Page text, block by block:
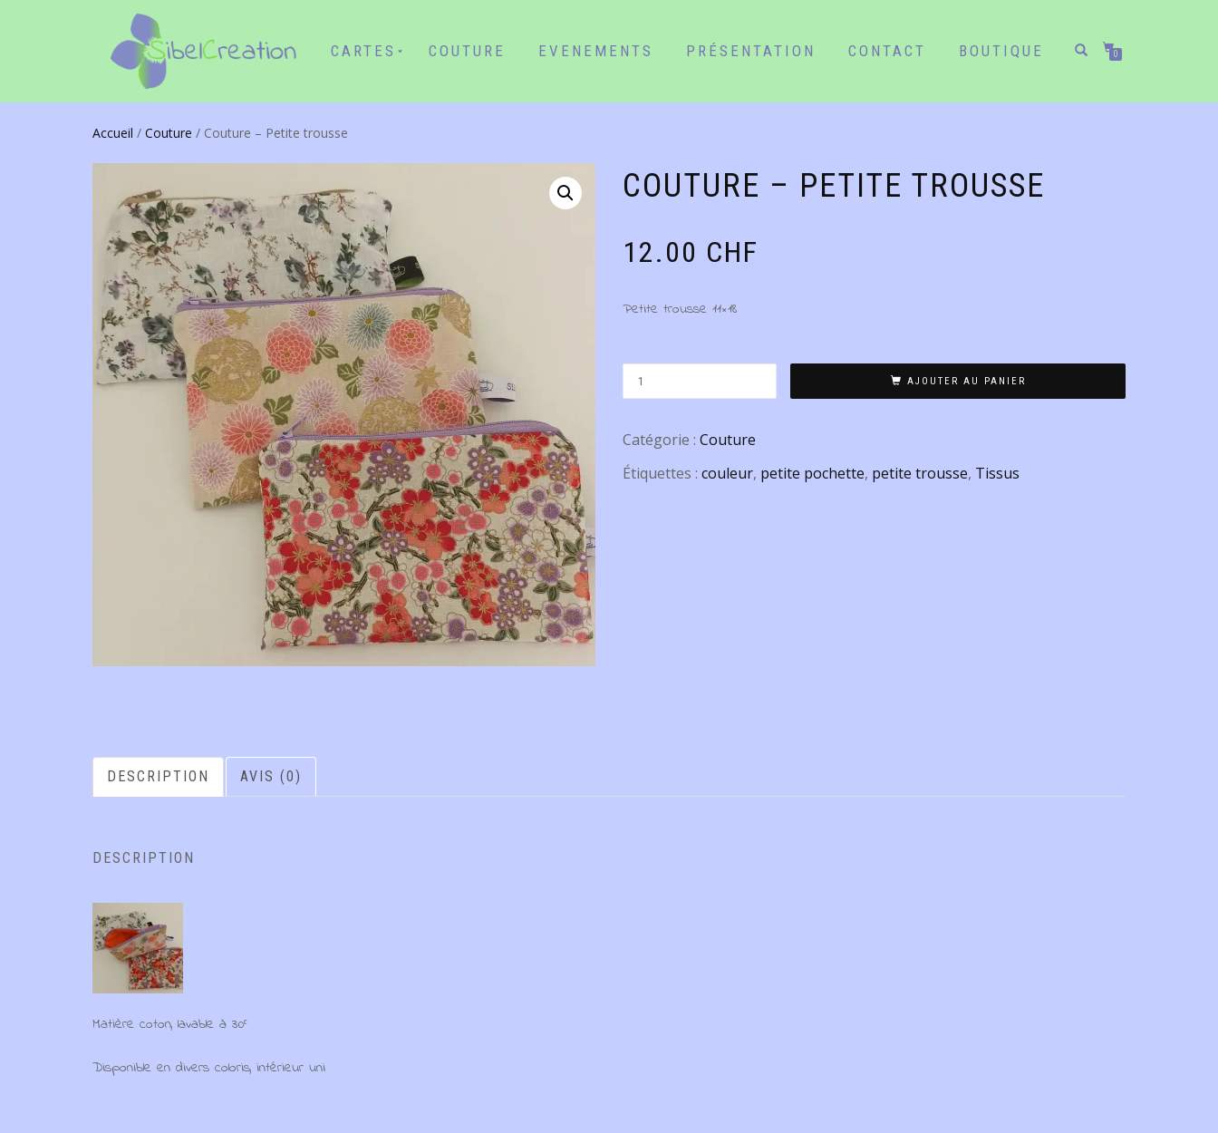
CARTES COUTURE EVENEMENTS PRÉSENTATION CONTACT BOUTIQUE 0
Accueil / Couture / Couture – Petite trousse
COUTURE – PETITE TROUSSE
12.00 CHF
Petite trousse 11×18
AJOUTER AU PANIER
Catégorie : Couture
Étiquettes : couleur, petite pochette, petite trousse, Tissus
DESCRIPTION AVIS (0)
DESCRIPTION
Matière coton, lavable à 30°
Disponible en divers coloris, intérieur uni